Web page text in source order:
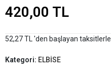
420,00 TL
52,27 TL 'den başlayan taksitlerle
Kategori: ELBİSE